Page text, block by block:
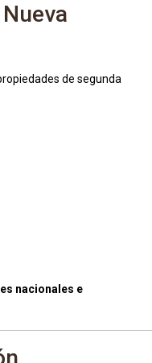
de segunda
nacionales e